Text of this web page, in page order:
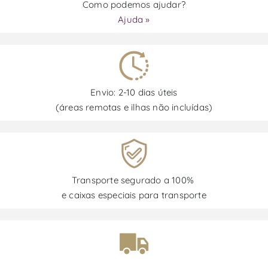
Como podemos ajudar?
Ajuda »
Envio: 2-10 dias úteis
(áreas remotas e ilhas não incluídas)
Transporte segurado a 100%
e caixas especiais para transporte